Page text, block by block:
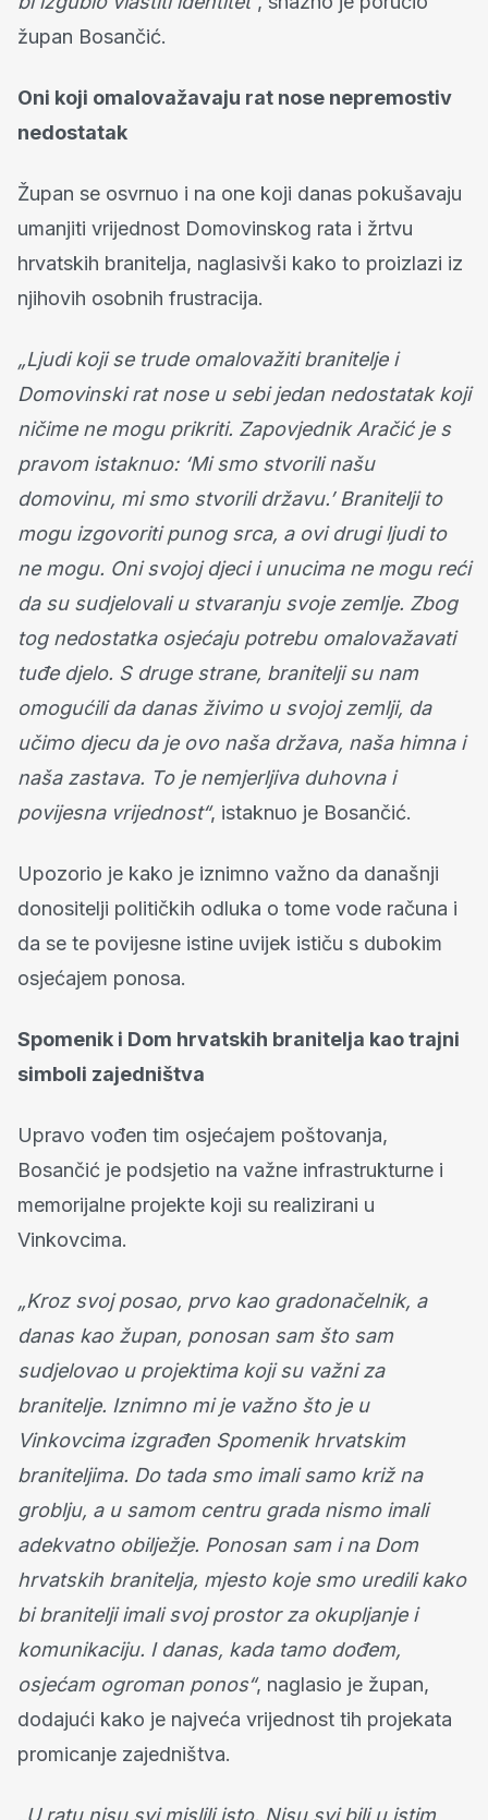
župan Bosančić.
Oni koji omalovažavaju rat nose nepremostiv
nedostatak
Župan se osvrnuo i na one koji danas pokušavaju
umanjiti vrijednost Domovinskog rata i žrtvu
hrvatskih branitelja, naglasivši kako to proizlazi iz
njihovih osobnih frustracija.
„Ljudi koji se trude omalovažiti branitelje i
Domovinski rat nose u sebi jedan nedostatak koji
ničime ne mogu prikriti. Zapovjednik Aračić je s
pravom istaknuo: ‘Mi smo stvorili našu
domovinu, mi smo stvorili državu.’ Branitelji to
mogu izgovoriti punog srca, a ovi drugi ljudi to
ne mogu. Oni svojoj djeci i unucima ne mogu reći
da su sudjelovali u stvaranju svoje zemlje. Zbog
tog nedostatka osjećaju potrebu omalovažavati
tuđe djelo. S druge strane, branitelji su nam
omogućili da danas živimo u svojoj zemlji, da
učimo djecu da je ovo naša država, naša himna i
naša zastava. To je nemjerljiva duhovna i
povijesna vrijednost“, istaknuo je Bosančić.
Upozorio je kako je iznimno važno da današnji
donositelji političkih odluka o tome vode računa i
da se te povijesne istine uvijek ističu s dubokim
osjećajem ponosa.
Spomenik i Dom hrvatskih branitelja kao trajni
simboli zajedništva
Upravo vođen tim osjećajem poštovanja,
Bosančić je podsjetio na važne infrastrukturne i
memorijalne projekte koji su realizirani u
Vinkovcima.
„Kroz svoj posao, prvo kao gradonačelnik, a
danas kao župan, ponosan sam što sam
sudjelovao u projektima koji su važni za
branitelje. Iznimno mi je važno što je u
Vinkovcima izgrađen Spomenik hrvatskim
braniteljima. Do tada smo imali samo križ na
groblju, a u samom centru grada nismo imali
adekvatno obilježje. Ponosan sam i na Dom
hrvatskih branitelja, mjesto koje smo uredili kako
bi branitelji imali svoj prostor za okupljanje i
komunikaciju. I danas, kada tamo dođem,
osjećam ogroman ponos“, naglasio je župan,
dodajući kako je najveća vrijednost tih projekata
promicanje zajedništva.
„U ratu nisu svi mislili isto. Nisu svi bili u istim